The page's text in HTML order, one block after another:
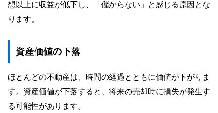
想以上に収益が低下し、「儲からない」と感じる原因とな
ります。
資産価値の下落
ほとんどの不動産は、時間の経過とともに価値が下がりま
す。資産価値が下落すると、将来の売却時に損失が発生す
る可能性があります。